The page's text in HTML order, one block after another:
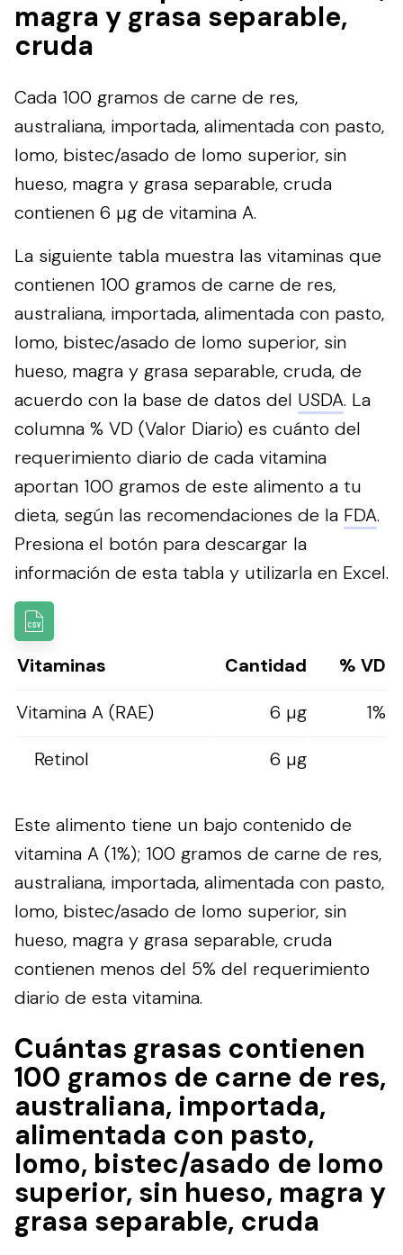
magra y grasa separable,
cruda
Cada 100 gramos de carne de res,
australiana, importada, alimentada con pasto,
lomo, bistec/asado de lomo superior, sin
hueso, magra y grasa separable, cruda
contienen 6 µg de vitamina A.
La siguiente tabla muestra las vitaminas que
contienen 100 gramos de carne de res,
australiana, importada, alimentada con pasto,
lomo, bistec/asado de lomo superior, sin
hueso, magra y grasa separable, cruda, de
acuerdo con la base de datos del USDA. La
columna % VD (Valor Diario) es cuánto del
requerimiento diario de cada vitamina
aportan 100 gramos de este alimento a tu
dieta, según las recomendaciones de la FDA.
Presiona el botón para descargar la
información de esta tabla y utilizarla en Excel.
Vitaminas Cantidad
% VD
Vitamina A (RAE)
6 µg
1%
Retinol
6 µg
Este alimento tiene un bajo contenido de
vitamina A (1%); 100 gramos de carne de res,
australiana, importada, alimentada con pasto,
lomo, bistec/asado de lomo superior, sin
hueso, magra y grasa separable, cruda
contienen menos del 5% del requerimiento
diario de esta vitamina.
Cuántas grasas contienen
100 gramos de carne de res,
australiana, importada,
alimentada con pasto,
lomo, bistec/asado de lomo
superior, sin hueso, magra y
grasa separable, cruda